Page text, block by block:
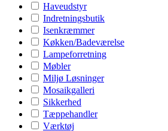
Haveudstyr
Indretningsbutik
Isenkræmmer
Køkken/Badeværelse
Lampeforretning
Møbler
Miljø Løsninger
Mosaikgalleri
Sikkerhed
Tæppehandler
Værktøj